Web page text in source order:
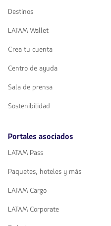
Destinos
LATAM Wallet
Crea tu cuenta
Centro de ayuda
Sala de prensa
Sostenibilidad
Portales asociados
LATAM Pass
Paquetes, hoteles y más
LATAM Cargo
LATAM Corporate